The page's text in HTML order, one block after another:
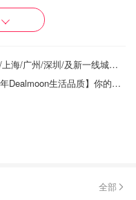
2025留学生回国落户政策 - 北京/上海/广州/深圳/及新一线城市落户政策！超详细❗
（已开奖）种草机上线！【2023年Dealmoon生活品质】你的爱用品上榜了吗？！
全部